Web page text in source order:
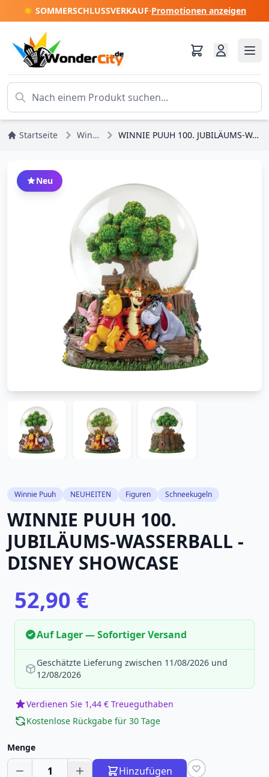
☀️ SOMMERSCHLUSSVERKAUF·Promotionen anzeigen
Startseite Winnie Puuh WINNIE PUUH 100. JUBILÄUMS-WASSERBALL - DISNEY SHOWCASE
Neu
Winnie Puuh NEUHEITEN Figuren Schneekugeln
WINNIE PUUH 100.
JUBILÄUMS-WASSERBALL -
DISNEY SHOWCASE
52,90 €
Auf Lager — Sofortiger Versand
Geschätzte Lieferung zwischen 11/08/2026 und
12/08/2026
Verdienen Sie 1,44 € Treueguthaben
Kostenlose Rückgabe für 30 Tage
Menge
1 Hinzufügen